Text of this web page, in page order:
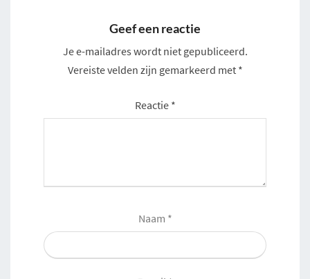
Geef een reactie
Je e-mailadres wordt niet gepubliceerd.
Vereiste velden zijn gemarkeerd met *
Reactie *
Naam *